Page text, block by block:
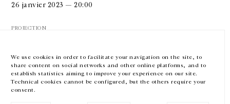
We use cookies in order to facilitate your navigation on the site, to
share content on social networks and other online platforms, and to
establish statistics aiming to improve your experience on our site.
Technical cookies cannot be configured, but the others require your
consent.
26 janvier 2023 — 20:00
PROJECTION
LE SAMEDI
EN FR 中文 Facebook Instagram
Inscrivez-vous à notre newsletter